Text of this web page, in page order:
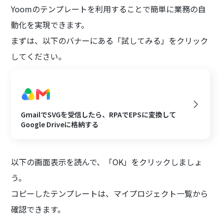
Yoomのテンプレートを利用することで簡単に業務の自
動化を実現できます。
まずは、以下のバナーにある「試してみる」をクリック
してください。
GmailでSVGを受信したら、RPAでEPSに変換して
Google Driveに格納する
以下の画面表示を読んで、「OK」をクリックしましょ
う。
コピーしたテンプレートは、マイプロジェクト一覧から
確認できます。